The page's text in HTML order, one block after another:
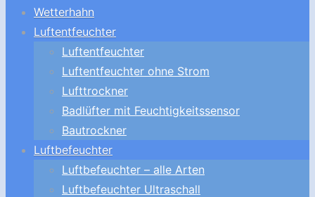
Wetterhahn
Luftentfeuchter
Luftentfeuchter
Luftentfeuchter ohne Strom
Lufttrockner
Badlüfter mit Feuchtigkeitssensor
Bautrockner
Luftbefeuchter
Luftbefeuchter – alle Arten
Luftbefeuchter Ultraschall